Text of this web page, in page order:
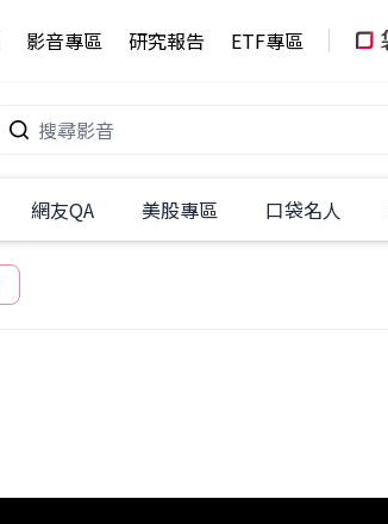
影音專區 研究報告 ETF專區
網友QA 美股專區 口袋名人